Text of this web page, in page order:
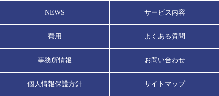
NEWS サービス内容
費用 よくある質問
事務所情報 お問い合わせ
個人情報保護方針 サイトマップ